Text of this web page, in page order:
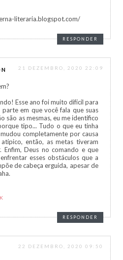
literaria.blogspot.com/
RESPONDER
21 DEZEMBRO, 2020 22:09
Esse ano foi muito difícil para
parte em que você fala que suas
são as mesmas, eu me identifico
tipo... Tudo o que eu tinha
completamente por causa
então, as metas tiveram
Enfim, Deus no comando e que
esses obstáculos que a
de cabeça erguida, apesar de
RESPONDER
22 DEZEMBRO, 2020 09:50